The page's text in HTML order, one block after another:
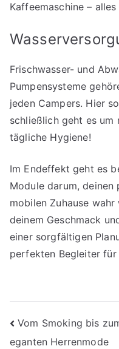
Kaffeemaschine –
Frischwasser- und
Pumpensysteme
jeden Campers. Hier
schließlich geht es um
tägliche Hygiene!
Im Endeffekt geht es
Module darum, deinen
mobilen Zuhause
deinem Geschmack
einer sorgfältigen
perfekten Begleiter für
Vom Smoking bis
eganten Herrenmode